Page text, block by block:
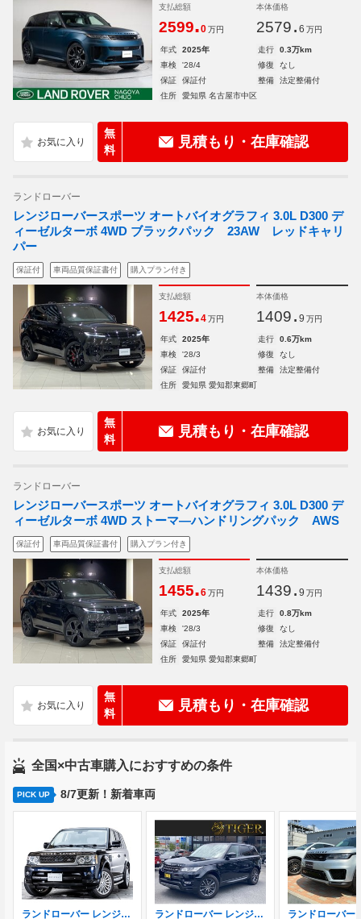
支払総額
2599.0 万円
本体価格
2579. 6 万円
年式 2025年 走行
0.3万km
車検
'28/4 修復
なし
保証
保証付 整備
法定整備付
住所
愛知県 名古屋市中区
無
料
見積もり・在庫確認
ランドローバー
レンジローバースポーツ オートバイオグラフィ 3.0L D300 デ
ィーゼルターボ 4WD ブラックパック 23AW レッドキャリ
パー
保証付 車両品質保証書付 購入プラン付き
支払総額
1425.4 万円
本体価格
1409. 9 万円
年式 2025年 走行
0.6万km
車検
'28/3 修復
なし
保証
保証付 整備
法定整備付
住所
愛知県 愛知郡東郷町
無
料
見積もり・在庫確認
ランドローバー
レンジローバースポーツ オートバイオグラフィ 3.0L D300 デ
ィーゼルターボ 4WD ストーマ―ハンドリングパック AWS
保証付 車両品質保証書付 購入プラン付き
支払総額
1455.6 万円
本体価格
1439. 9 万円
年式 2025年 走行
0.8万km
車検
'28/3 修復
なし
保証
保証付 整備
法定整備付
住所
愛知県 愛知郡東郷町
無
料
見積もり・在庫確認
全国×中古車購入におすすめの条件
PICK UP 8/7更新！新着車両
ランドローバー レンジローバースポーツ 5.0 V8 4WD サンルーフ ブラックレザーシート 純正ナビ ランドローバー レンジローバースポーツ SE (ディーゼル) 4WD ワンオーナー 純正ナビ フルセグ